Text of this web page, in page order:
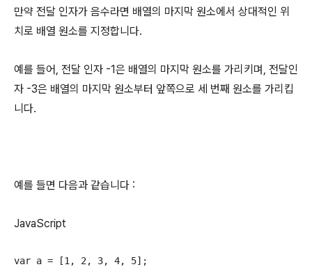
만약 전달 인자가 음수라면 배열의 마지막 원소에서 상대적인 위
치로 배열 원소를 지정합니다.
예를 들어, 전달 인자 -1은 배열의 마지막 원소를 가리키며, 전달인
자 -3은 배열의 마지막 원소부터 앞쪽으로 세 번째 원소를 가리킵
니다.
예를 들면 다음과 같습니다 :
JavaScript
var a = [1, 2, 3, 4, 5];